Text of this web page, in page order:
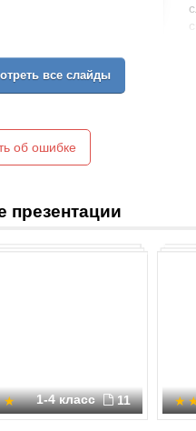
все слайды
об ошибке
презентации
1-4 класс 11